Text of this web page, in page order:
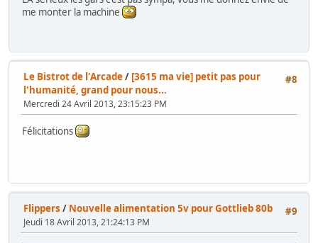
me monter la machine
#8
Le Bistrot de l'Arcade/ [3615 ma vie] petit pas pour
l'humanité, grand pour nous...
Mercredi 24 Avril 2013, 23:15:23 PM
Félicitations
#9
Flippers / Nouvelle alimentation 5v pour Gottlieb 80b
Jeudi 18 Avril 2013, 21:24:13 PM